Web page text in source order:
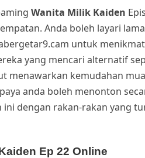
Wanita Milik Kaiden
Anda boleh layari
untuk
yang mencari alternatif
menawarkan kemudahan
anda boleh menonton
dengan rakan-rakan yang
Ep 22 Online